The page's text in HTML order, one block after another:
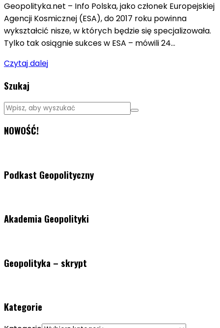
Geopolityka.net – Info Polska, jako członek Europejskiej
Agencji Kosmicznej (ESA), do 2017 roku powinna
wykształcić nisze, w których będzie się specjalizowała.
Tylko tak osiągnie sukces w ESA – mówili 24…
Czytaj dalej
Szukaj
NOWOŚĆ!
Podkast Geopolityczny
Akademia Geopolityki
Geopolityka – skrypt
Kategorie